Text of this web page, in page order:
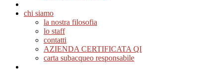
chi siamo
la nostra filosofia
lo staff
contatti
AZIENDA CERTIFICATA QI
carta subacqueo responsabile